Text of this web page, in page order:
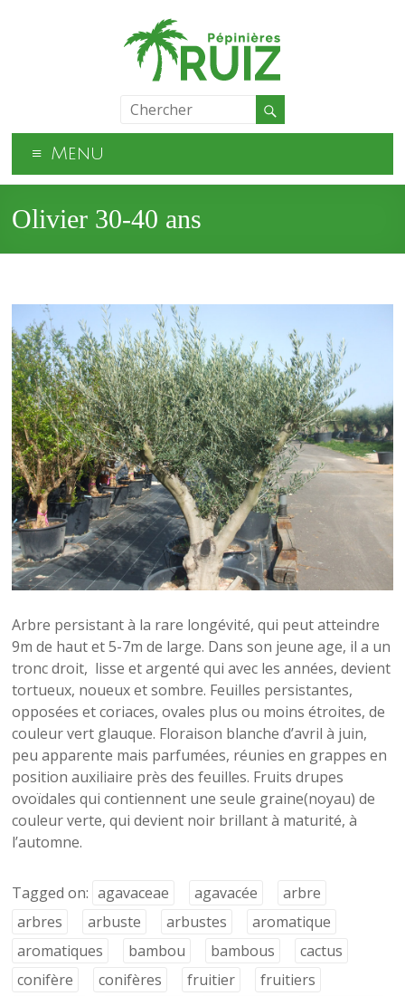
Menu
Olivier 30-40 ans
Arbre persistant à la rare longévité, qui peut atteindre
9m de haut et 5-7m de large. Dans son jeune age, il a un
tronc droit, lisse et argenté qui avec les années, devient
tortueux, noueux et sombre. Feuilles persistantes,
opposées et coriaces, ovales plus ou moins étroites, de
couleur vert glauque. Floraison blanche d’avril à juin,
peu apparente mais parfumées, réunies en grappes en
position auxiliaire près des feuilles. Fruits drupes
ovoïdales qui contiennent une seule graine(noyau) de
couleur verte, qui devient noir brillant à maturité, à
l’automne.
Tagged on: agavaceae agavacée
arbre
arbres
arbuste arbustes
aromatique
aromatiques
bambou bambous
cactus
conifère
conifères fruitier
fruitiers